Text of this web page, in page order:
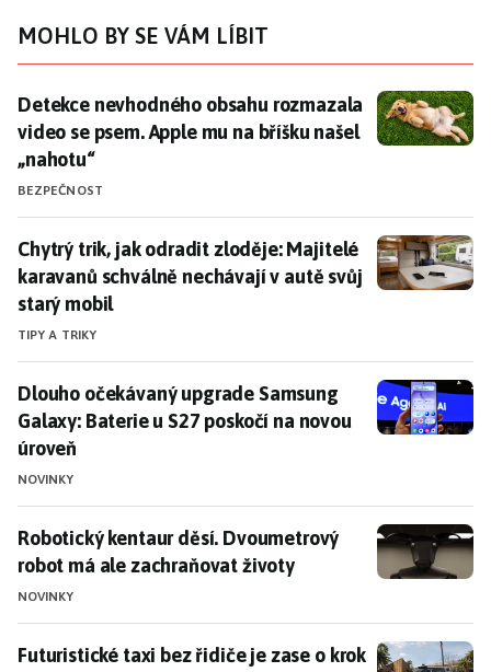
MOHLO BY SE VÁM LÍBIT
Detekce nevhodného obsahu rozmazala video se
Detekce nevhodného obsahu rozmazala
video se psem. Apple mu na bříšku našel
„nahotu“
BEZPEČNOST
Chytrý trik, jak odradit zloděje: Majitelé karavanů
Chytrý trik, jak odradit zloděje: Majitelé
karavanů schválně nechávají v autě svůj
starý mobil
TIPY A TRIKY
Dlouho očekávaný upgrade Samsung Galaxy: Baterie
Dlouho očekávaný upgrade Samsung
Galaxy: Baterie u S27 poskočí na novou
úroveň
NOVINKY
Robotický kentaur děsí. Dvoumetrový robot má ale
Robotický kentaur děsí. Dvoumetrový
robot má ale zachraňovat životy
NOVINKY
Futuristické taxi bez řidiče je zase o krok blíž. Bude
Futuristické taxi bez řidiče je zase o krok